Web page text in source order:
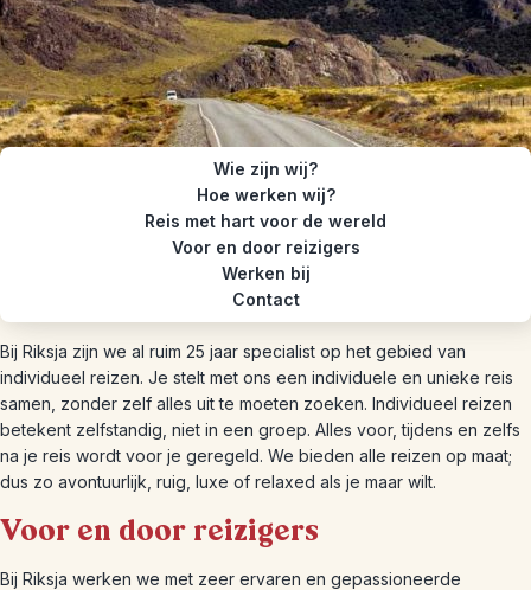
Wie zijn wij?
Hoe werken wij?
Reis met hart voor de wereld
Voor en door reizigers
Werken bij
Contact
Bij Riksja zijn we al ruim 25 jaar specialist op het gebied van
individueel reizen. Je stelt met ons een individuele en unieke reis
samen, zonder zelf alles uit te moeten zoeken. Individueel reizen
betekent zelfstandig, niet in een groep. Alles voor, tijdens en zelfs
na je reis wordt voor je geregeld. We bieden alle reizen op maat;
dus zo avontuurlijk, ruig, luxe of relaxed als je maar wilt.
Voor en door reizigers
Bij Riksja werken we met zeer ervaren en gepassioneerde